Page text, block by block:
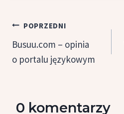
Nawigacja
wpisu
POPRZEDNI
Busuu.com – opinia
o portalu językowym
0 komentarzy